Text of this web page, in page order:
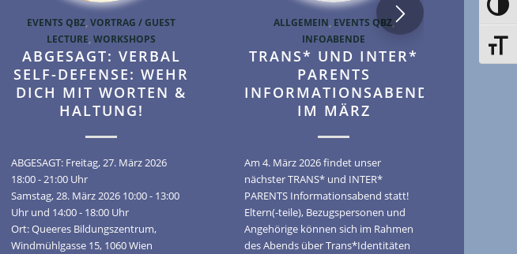
EVENTS QBZ,VORTRAG / GUEST
LECTURE,WORKSHOPS
ABGESAGT: VERBAL
SELF-DEFENSE: WEHR
DICH MIT WORTEN &
HALTUNG!
ABGESAGT: Freitag, 27. März 2026
18:00 - 21:00 Uhr
Samstag, 28. März 2026 10:00 - 13:00
Uhr und 14:00 - 18:00 Uhr
Ort: Queeres Bildungszentrum,
Windmühlgasse 15, 1060 Wien
ALLGEMEIN, EVENTS QBZ,
INFOABENDE
TRANS* UND INTER*
PARENTS
INFORMATIONSABEND
IM MÄRZ
Am 4. März 2026 findet unser
nächster TRANS* und INTER*
PARENTS Informationsabend statt!
Eltern(-teile), Bezugspersonen und
Angehörige können sich im Rahmen
des Abends über Trans*Identitäten